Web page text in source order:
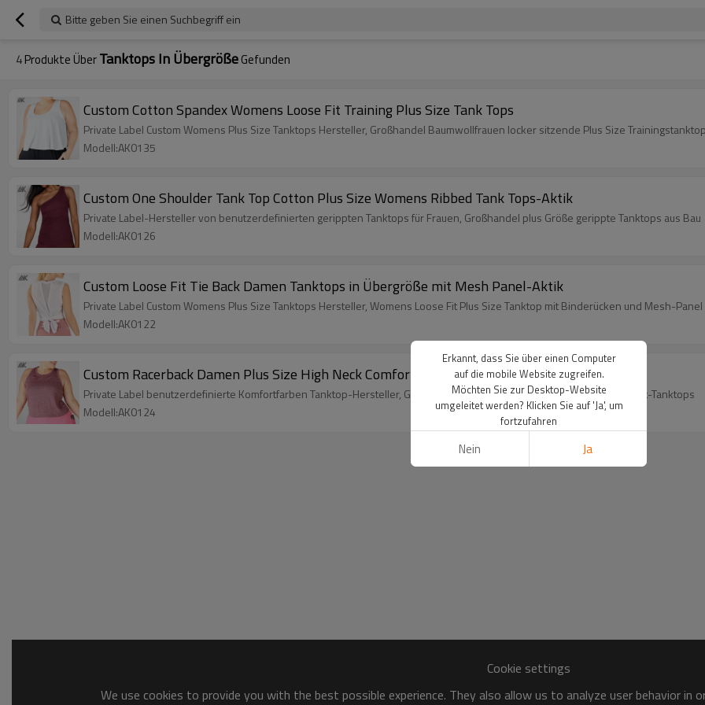
Bitte geben Sie einen Suchbegriff ein
4Produkte ÜberTanktops In ÜbergrößeGefunden
Custom Cotton Spandex Womens Loose Fit Training Plus Size Tank Tops
Private Label Custom Womens Plus Size Tanktops Hersteller, Großhandel Baumwollfrauen locker sitzende Plus Size
Modell:AK0135
Custom One Shoulder Tank Top Cotton Plus Size Womens Ribbed Tank Tops-Aktik
Private Label-Hersteller von benutzerdefinierten gerippten Tanktops für Frauen, Großhandel plus Größe gerippte Tanktops aus Bau
Modell:AK0126
Custom Loose Fit Tie Back Damen Tanktops in Übergröße mit Mesh Panel-Aktik
Private Label Custom Womens Plus Size Tanktops Hersteller, Womens Loose Fit Plus Size Tanktop mit Binderücken und Mesh-Panel
Modell:AK0122
Custom Racerback Damen Plus Size High Neck Comfort Farben Tank Top-Aktik
Private Label benutzerdefinierte Komfortfarben Tanktop-Hersteller, Großhandel dri fit Stehkragen plus Größe Racerback-Tanktops
Modell:AK0124
Cookie settings
We use cookies to provide you with the best possible experience. They also allow us to analyze user behavior
Erkannt, dass Sie über einen Computer
auf die mobile Website zugreifen.
Möchten Sie zur Desktop-Website
umgeleitet werden? Klicken Sie auf 'Ja', um
fortzufahren
Nein Ja